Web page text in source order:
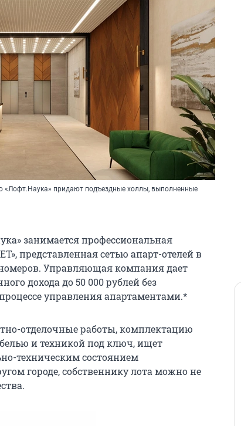
«Лофт.Наука» придают подъездные холлы, выполненные
занимается профессиональная
представленная сетью апарт-отелей в
Управляющая компания дает
дохода до 50 000 рублей без
управления апартаментами.*
отделочные работы, комплектацию
и техникой под ключ, ищет
техническим состоянием
городе, собственнику лота можно не